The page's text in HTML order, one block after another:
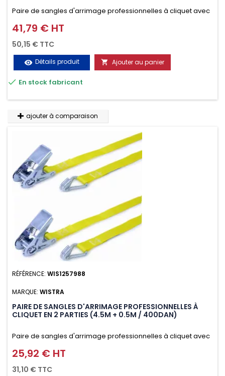
Paire de sangles d'arrimage professionnelles à cliquet avec
crochet en 2 parties (4.5M + 0.5M / 500daN), simple et rapide
d'utilisation. Permet d'arrimer et de sécuriser vos
chargements pendant le transport. Matière polyester très
résistante aux UV et aux variations de températures,
n'absorbe pas l'eau.
Prix
41,79 € HT
50,15 € TTC
visibility Détails produit  Ajouter au panier
 En stock fabricant
ajouter à comparaison
RÉFÉRENCE: WIS1257988
MARQUE: WISTRA
PAIRE DE SANGLES D'ARRIMAGE PROFESSIONNELLES À
CLIQUET EN 2 PARTIES (4.5M + 0.5M / 400DAN)
Paire de sangles d'arrimage professionnelles à cliquet avec
crochet en 2 parties (4.5M + 0.5M / 400daN), simple et rapide
d'utilisation. Permet d'arrimer et de sécuriser
Prix
25,92 € HT
31,10 € TTC